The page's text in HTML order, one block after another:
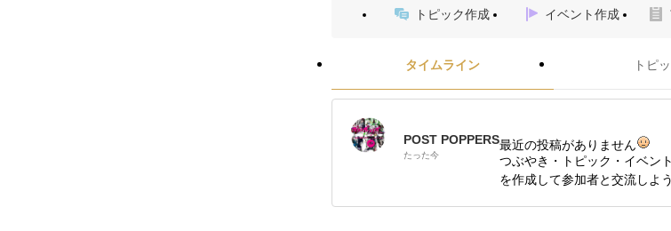
トピック作成 イベント作成
タイムライン トピ
POST POPPERS
たった今
最近の投稿がありません
つぶやき・トピック・イベン
を作成して参加者と交流しよう